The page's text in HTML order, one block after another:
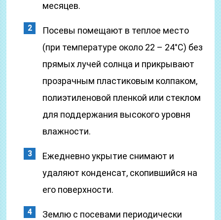
месяцев.
Посевы помещают в теплое место
(при температуре около 22 – 24°C) без
прямых лучей солнца и прикрывают
прозрачным пластиковым колпаком,
полиэтиленовой пленкой или стеклом
для поддержания высокого уровня
влажности.
Ежедневно укрытие снимают и
удаляют конденсат, скопившийся на
его поверхности.
Землю с посевами периодически